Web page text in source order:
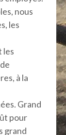
nous
les
les
à la
Grand
pour
grand